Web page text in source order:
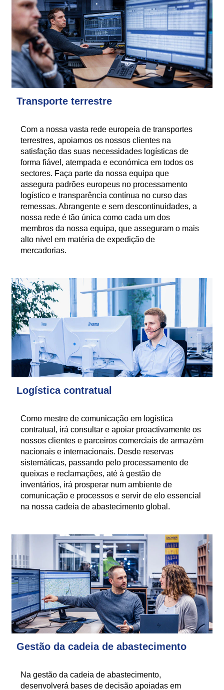
Transporte terrestre
Com a nossa vasta rede europeia de transportes
terrestres, apoiamos os nossos clientes na
satisfação das suas necessidades logísticas de
forma fiável, atempada e económica em todos os
sectores. Faça parte da nossa equipa que
assegura padrões europeus no processamento
logístico e transparência contínua no curso das
remessas. Abrangente e sem descontinuidades, a
nossa rede é tão única como cada um dos
membros da nossa equipa, que asseguram o mais
alto nível em matéria de expedição de
mercadorias.
Logística contratual
Como mestre de comunicação em logística
contratual, irá consultar e apoiar proactivamente os
nossos clientes e parceiros comerciais de armazém
nacionais e internacionais. Desde reservas
sistemáticas, passando pelo processamento de
queixas e reclamações, até à gestão de
inventários, irá prosperar num ambiente de
comunicação e processos e servir de elo essencial
na nossa cadeia de abastecimento global.
Gestão da cadeia de abastecimento
Na gestão da cadeia de abastecimento,
desenvolverá bases de decisão apoiadas em